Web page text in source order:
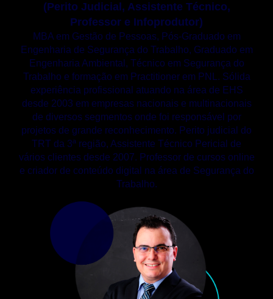
(Perito Judicial, Assistente Técnico,
Professor e Infoprodutor)
MBA em Gestão de Pessoas, Pós-Graduado em
Engenharia de Segurança do Trabalho, Graduado em
Engenharia Ambiental, Técnico em Segurança do
Trabalho e formação em Practitioner em PNL. Sólida
experiência profissional atuando na área de EHS
desde 2003 em empresas nacionais e multinacionais
de diversos segmentos onde foi responsável por
projetos de grande reconhecimento. Perito judicial do
TRT da 3ª região, Assistente Técnico Pericial de
vários clientes desde 2007. Professor de cursos online
e criador de conteúdo digital na área de Segurança do
Trabalho.